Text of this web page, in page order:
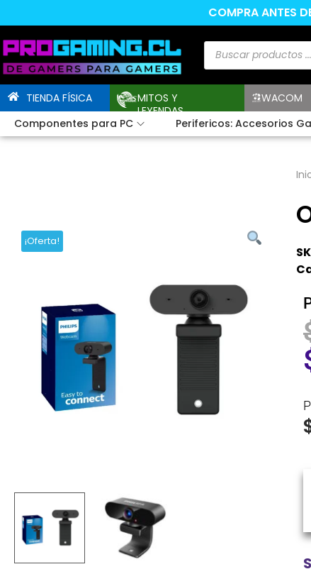
COMPRA ANTES
TIENDA FÍSICA
MITOS Y
LEYENDAS
WACOM
Componentes para PC
Perifericos: Accesorios
¡Oferta!